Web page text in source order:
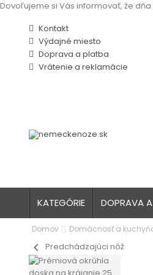
Dovoľujeme si Vás informovať, že
Kontakt
Výdajné miesto
Doprava a platba
Vrátenie a reklamácie
KATEGÓRIE DOPRAVA
Domov Domácnosť a
chevron_left Predchádzajúci nôž